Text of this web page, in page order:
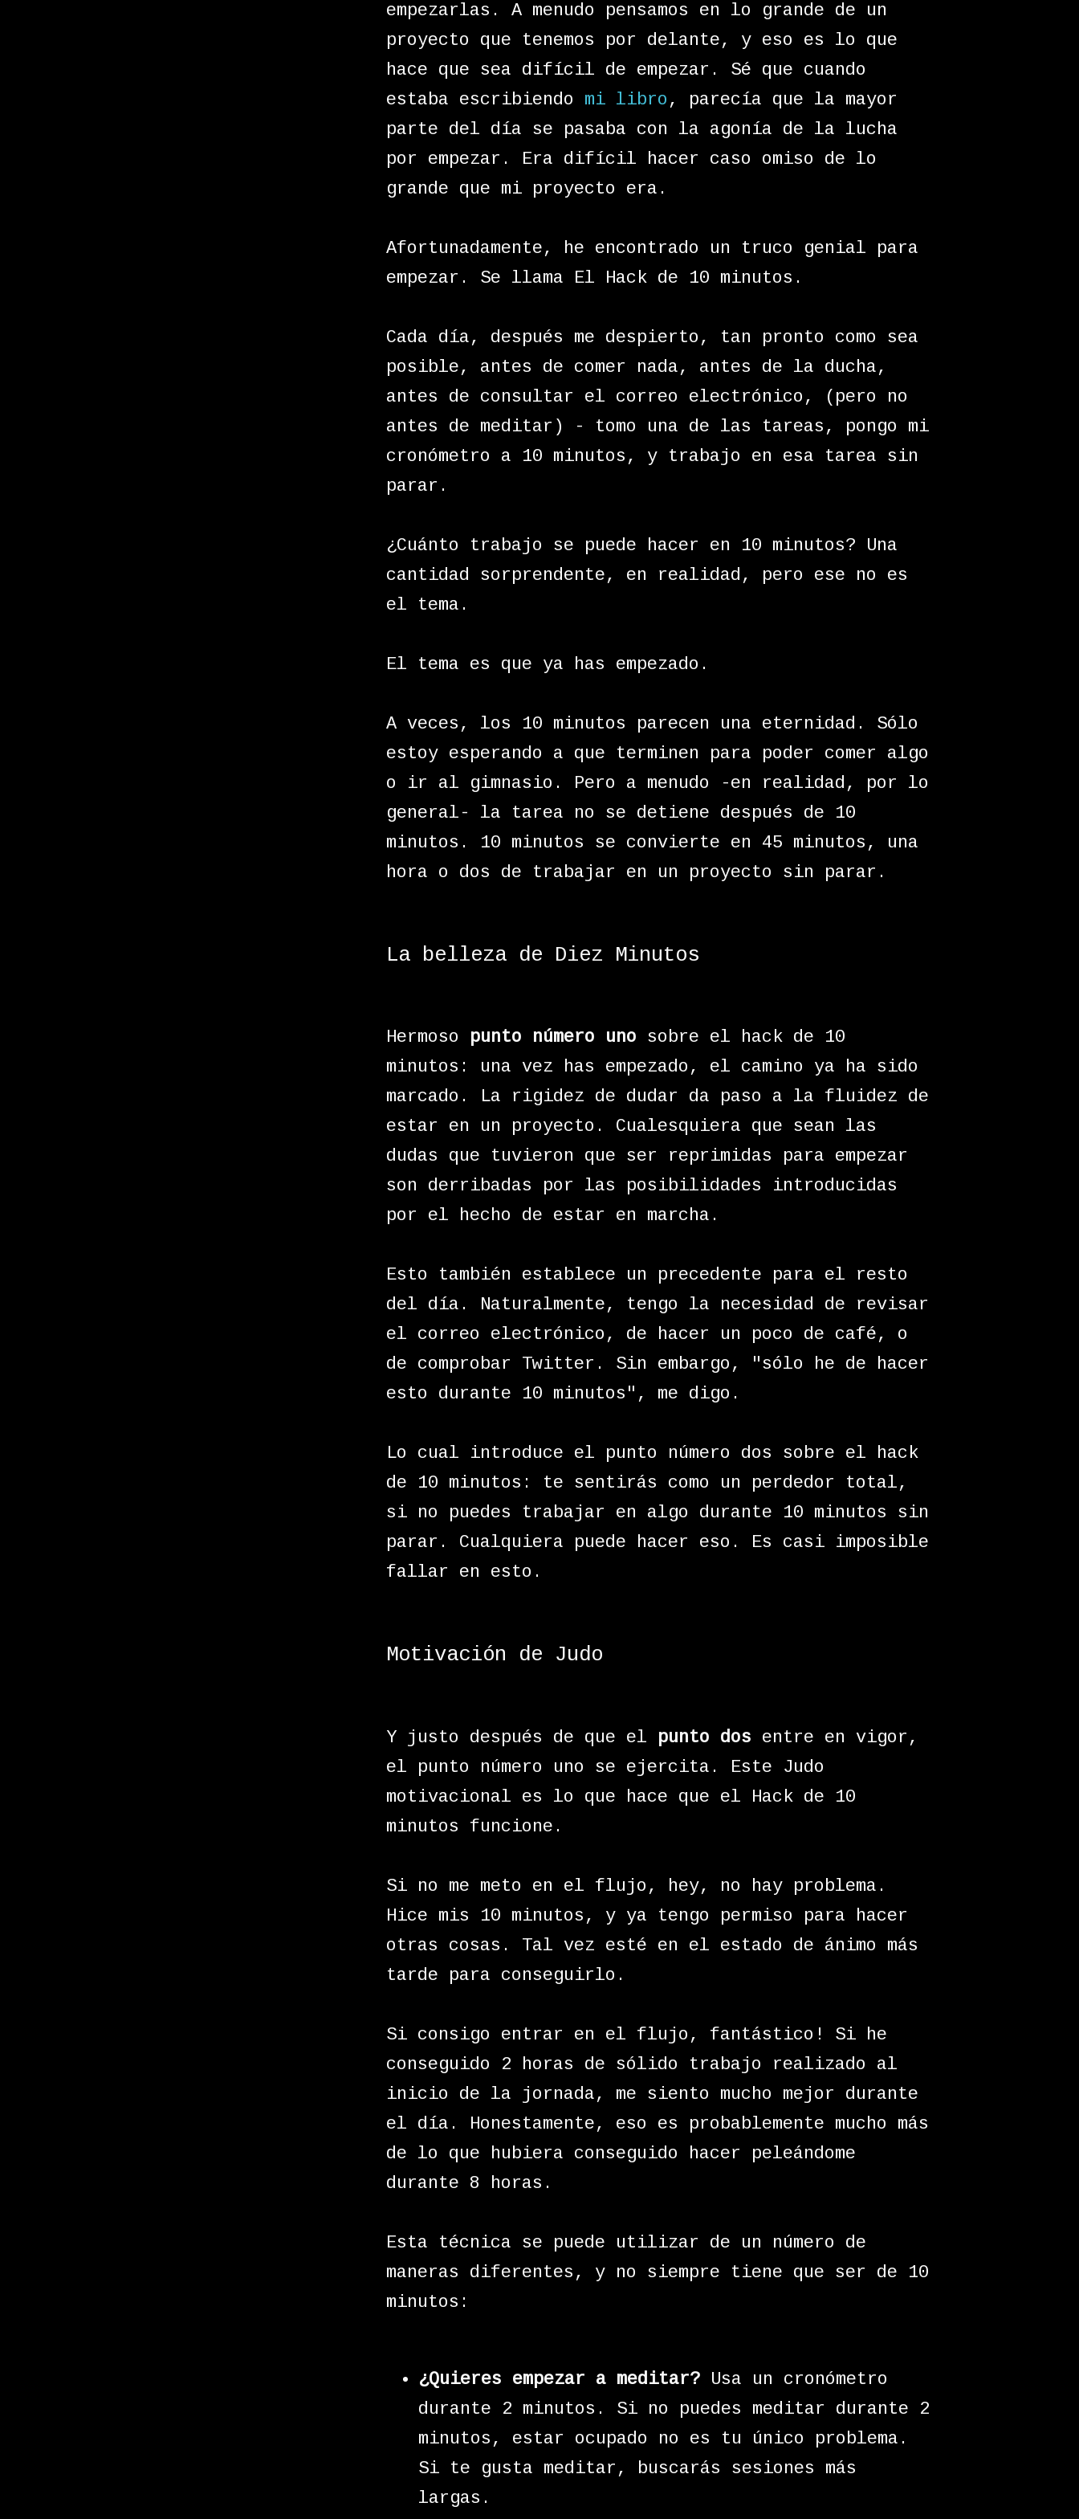
empezarlas. A menudo pensamos en lo grande de un
proyecto que tenemos por delante, y eso es lo que
hace que sea difícil de empezar. Sé que cuando
estaba escribiendo mi libro , parecía que la mayor
parte del día se pasaba con la agonía de la lucha
por empezar. Era difícil hacer caso omiso de lo
grande que mi proyecto era.
Afortunadamente, he encontrado un truco genial para
empezar. Se llama El Hack de 10 minutos.
Cada día, después me despierto, tan pronto como sea
posible, antes de comer nada, antes de la ducha,
antes de consultar el correo electrónico, (pero no
antes de meditar) - tomo una de las tareas, pongo mi
cronómetro a 10 minutos, y trabajo en esa tarea sin
parar.
¿Cuánto trabajo se puede hacer en 10 minutos? Una
cantidad sorprendente, en realidad, pero ese no es
el tema.
El tema es que ya has empezado.
A veces, los 10 minutos parecen una eternidad. Sólo
estoy esperando a que terminen para poder comer algo
o ir al gimnasio. Pero a menudo -en realidad, por lo
general- la tarea no se detiene después de 10
minutos. 10 minutos se convierte en 45 minutos, una
hora o dos de trabajar en un proyecto sin parar.
La belleza de Diez Minutos
Hermoso punto número uno sobre el hack de 10
minutos: una vez has empezado, el camino ya ha sido
marcado. La rigidez de dudar da paso a la fluidez de
estar en un proyecto. Cualesquiera que sean las
dudas que tuvieron que ser reprimidas para empezar
son derribadas por las posibilidades introducidas
por el hecho de estar en marcha.
Esto también establece un precedente para el resto
del día. Naturalmente, tengo la necesidad de revisar
el correo electrónico, de hacer un poco de café, o
de comprobar Twitter. Sin embargo, "sólo he de hacer
esto durante 10 minutos", me digo.
Lo cual introduce el punto número dos sobre el hack
de 10 minutos: te sentirás como un perdedor total,
si no puedes trabajar en algo durante 10 minutos sin
parar. Cualquiera puede hacer eso. Es casi imposible
fallar en esto.
Motivación de Judo
Y justo después de que el punto dos entre en vigor,
el punto número uno se ejercita. Este Judo
motivacional es lo que hace que el Hack de 10
minutos funcione.
Si no me meto en el flujo, hey, no hay problema.
Hice mis 10 minutos, y ya tengo permiso para hacer
otras cosas. Tal vez esté en el estado de ánimo más
tarde para conseguirlo.
Si consigo entrar en el flujo, fantástico! Si he
conseguido 2 horas de sólido trabajo realizado al
inicio de la jornada, me siento mucho mejor durante
el día. Honestamente, eso es probablemente mucho más
de lo que hubiera conseguido hacer peleándome
durante 8 horas.
Esta técnica se puede utilizar de un número de
maneras diferentes, y no siempre tiene que ser de 10
minutos:
¿Quieres empezar a meditar? Usa un cronómetro
durante 2 minutos. Si no puedes meditar durante 2
minutos, estar ocupado no es tu único problema.
Si te gusta meditar, buscarás sesiones más
largas.